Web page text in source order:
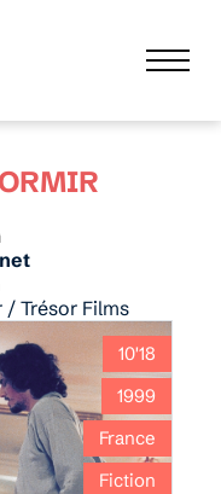
/ Trésor Films
10'18
1999
France
Fiction